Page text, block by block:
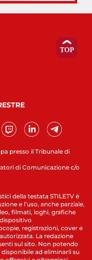
presso il Tribunale di
di Comunicazione c/o
della testata STILETV è
e l’uso, anche parziale,
filmati, loghi, grafiche
registrazioni, cover e
La redazione
sul sito. Non potendo
ad eliminarli su